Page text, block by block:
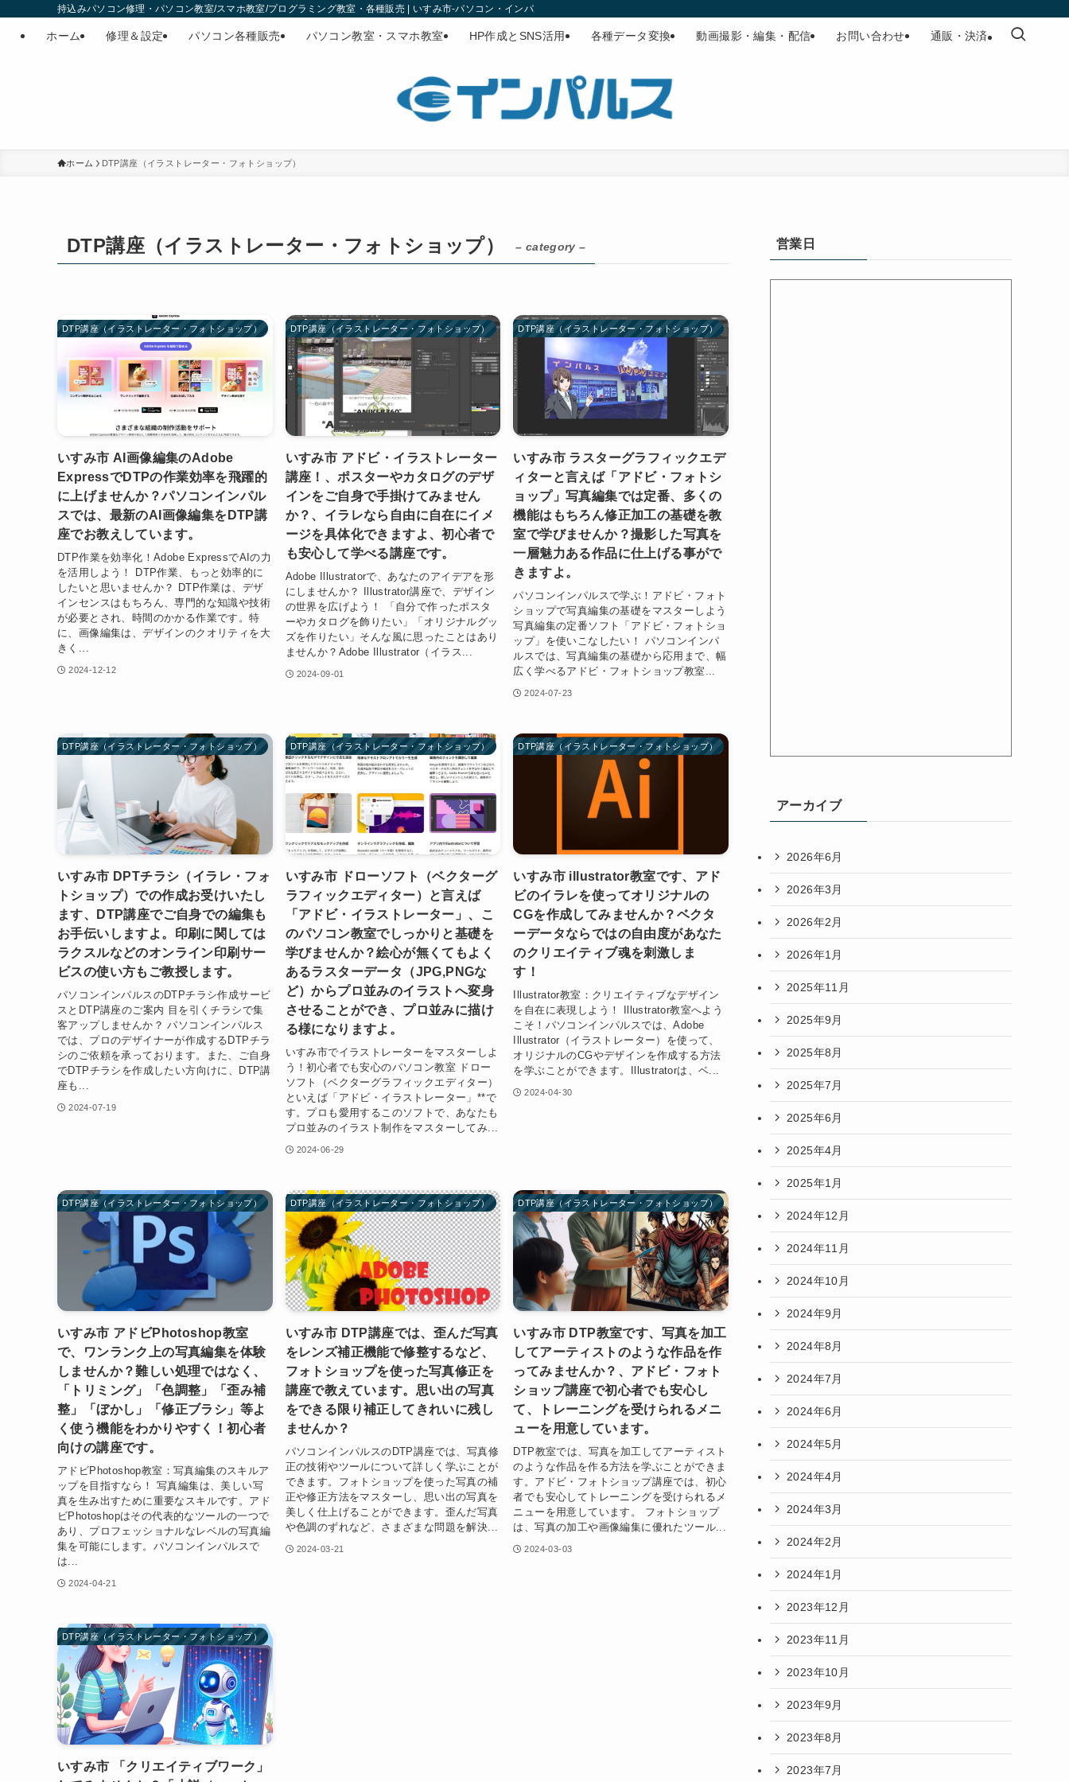
持込みパソコン修理・パソコン教室/スマホ教室/プログラミング教室・各種販売 | いすみ市-パソコン・インパルス
ホーム 修理＆設定 パソコン各種販売 パソコン教室・スマホ教室 HP作成とSNS活用 各種データ変換 動画撮影・編集・配信 お問い合わせ 通販・決済
ホーム DTP講座（イラストレーター・フォトショップ）
DTP講座（イラストレーター・フォトショップ） – category –
DTP講座（イラストレーター・フォトショップ）
いすみ市 AI画像編集のAdobe
ExpressでDTPの作業効率を飛躍的
に上げませんか？パソコンインパル
スでは、最新のAI画像編集をDTP講
座でお教えしています。
DTP作業を効率化！Adobe ExpressでAIの力
を活用しよう！ DTP作業、もっと効率的に
したいと思いませんか？ DTP作業は、デザ
インセンスはもちろん、専門的な知識や技術
が必要とされ、時間のかかる作業です。特
に、画像編集は、デザインのクオリティを大
きく...
2024-12-12
DTP講座（イラストレーター・フォトショップ）
いすみ市 アドビ・イラストレーター
講座！、ポスターやカタログのデザ
インをご自身で手掛けてみません
か？、イラレなら自由に自在にイメ
ージを具体化できますよ、初心者で
も安心して学べる講座です。
Adobe Illustratorで、あなたのアイデアを形
にしませんか？ Illustrator講座で、デザイン
の世界を広げよう！ 「自分で作ったポスタ
ーやカタログを飾りたい」「オリジナルグッ
ズを作りたい」そんな風に思ったことはあり
ませんか？Adobe Illustrator（イラス...
2024-09-01
DTP講座（イラストレーター・フォトショップ）
いすみ市 ラスターグラフィックエデ
ィターと言えば「アドビ・フォトシ
ョップ」写真編集では定番、多くの
機能はもちろん修正加工の基礎を教
室で学びませんか？撮影した写真を
一層魅力ある作品に仕上げる事がで
きますよ。
パソコンインパルスで学ぶ！アドビ・フォト
ショップで写真編集の基礎をマスターしよう
写真編集の定番ソフト「アドビ・フォトショ
ップ」を使いこなしたい！ パソコンインパ
ルスでは、写真編集の基礎から応用まで、幅
広く学べるアドビ・フォトショップ教室...
2024-07-23
DTP講座（イラストレーター・フォトショップ）
いすみ市 DPTチラシ（イラレ・フォ
トショップ）での作成お受けいたし
ます、DTP講座でご自身での編集も
お手伝いしますよ。印刷に関しては
ラクスルなどのオンライン印刷サー
ビスの使い方もご教授します。
パソコンインパルスのDTPチラシ作成サービ
スとDTP講座のご案内 目を引くチラシで集
客アップしませんか？ パソコンインパルス
では、プロのデザイナーが作成するDTPチラ
シのご依頼を承っております。また、ご自身
でDTPチラシを作成したい方向けに、DTP講
座も...
2024-07-19
DTP講座（イラストレーター・フォトショップ）
いすみ市 ドローソフト（ベクターグ
ラフィックエディター）と言えば
「アドビ・イラストレーター」、こ
のパソコン教室でしっかりと基礎を
学びませんか？絵心が無くてもよく
あるラスターデータ（JPG,PNGな
ど）からプロ並みのイラストへ変身
させることができ、プロ並みに描け
る様になりますよ。
いすみ市でイラストレーターをマスターしよ
う！初心者でも安心のパソコン教室 ドロー
ソフト（ベクターグラフィックエディター）
といえば「アドビ・イラストレーター」**で
す。プロも愛用するこのソフトで、あなたも
プロ並みのイラスト制作をマスターしてみ...
2024-06-29
DTP講座（イラストレーター・フォトショップ）
いすみ市 illustrator教室です、アド
ビのイラレを使ってオリジナルの
CGを作成してみませんか？ベクタ
ーデータならではの自由度があなた
のクリエイティブ魂を刺激しま
す！
Illustrator教室：クリエイティブなデザイン
を自在に表現しよう！ Illustrator教室へよう
こそ！パソコンインパルスでは、Adobe
Illustrator（イラストレーター）を使って、
オリジナルのCGやデザインを作成する方法
を学ぶことができます。Illustratorは、ベ...
2024-04-30
DTP講座（イラストレーター・フォトショップ）
いすみ市 アドビPhotoshop教室
で、ワンランク上の写真編集を体験
しませんか？難しい処理ではなく、
「トリミング」「色調整」「歪み補
整」「ぼかし」「修正ブラシ」等よ
く使う機能をわかりやすく！初心者
向けの講座です。
アドビPhotoshop教室：写真編集のスキルア
ップを目指すなら！ 写真編集は、美しい写
真を生み出すために重要なスキルです。アド
ビPhotoshopはその代表的なツールの一つで
あり、プロフェッショナルなレベルの写真編
集を可能にします。パソコンインパルスで
は...
2024-04-21
DTP講座（イラストレーター・フォトショップ）
いすみ市 DTP講座では、歪んだ写真
をレンズ補正機能で修整するなど、
フォトショップを使った写真修正を
講座で教えています。思い出の写真
をできる限り補正してきれいに残し
ませんか？
パソコンインパルスのDTP講座では、写真修
正の技術やツールについて詳しく学ぶことが
できます。フォトショップを使った写真の補
正や修正方法をマスターし、思い出の写真を
美しく仕上げることができます。歪んだ写真
や色調のずれなど、さまざまな問題を解決...
2024-03-21
DTP講座（イラストレーター・フォトショップ）
いすみ市 DTP教室です、写真を加工
してアーティストのような作品を作
ってみませんか？、アドビ・フォト
ショップ講座で初心者でも安心し
て、トレーニングを受けられるメニ
ューを用意しています。
DTP教室では、写真を加工してアーティスト
のような作品を作る方法を学ぶことができま
す。アドビ・フォトショップ講座では、初心
者でも安心してトレーニングを受けられるメ
ニューを用意しています。 フォトショップ
は、写真の加工や画像編集に優れたツール...
2024-03-03
DTP講座（イラストレーター・フォトショップ）
いすみ市 「クリエイティブワーク」
営業日
アーカイブ
2026年6月
2026年3月
2026年2月
2026年1月
2025年11月
2025年9月
2025年8月
2025年7月
2025年6月
2025年4月
2025年1月
2024年12月
2024年11月
2024年10月
2024年9月
2024年8月
2024年7月
2024年6月
2024年5月
2024年4月
2024年3月
2024年2月
2024年1月
2023年12月
2023年11月
2023年10月
2023年9月
2023年8月
2023年7月